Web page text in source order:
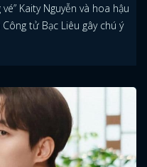
Kaity Nguyễn và hoa hậu
tử Bạc Liêu gây chú ý